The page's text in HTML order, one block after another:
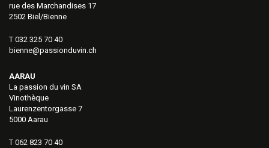
rue des Marchandises 17
2502 Biel/Bienne
T 032 325 70 40
bienne@passionduvin.ch
AARAU
La passion du vin SA
Vinothèque
Laurenzentorgasse 7
5000 Aarau
T 062 823 70 40